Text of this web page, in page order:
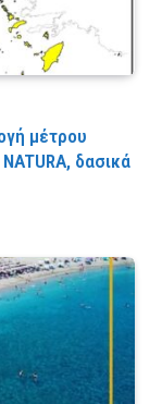
μέτρου
δασικά